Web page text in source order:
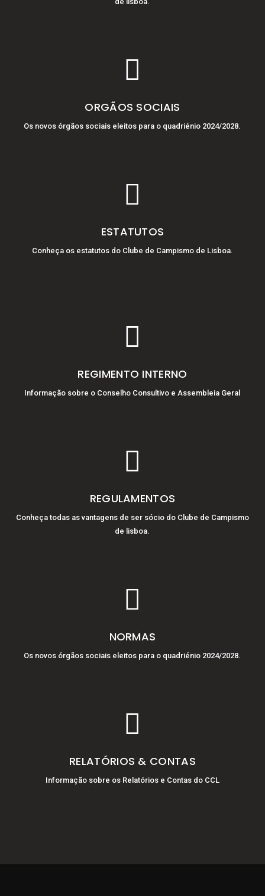

ORGÃOS SOCIAIS
Os novos órgãos sociais eleitos para o quadriénio 2024/2028.

ESTATUTOS
Conheça os estatutos do Clube de Campismo de Lisboa.

REGIMENTO INTERNO
Informação sobre o Conselho Consultivo e Assembleia Geral

REGULAMENTOS
Conheça todas as vantagens de ser sócio do Clube de Campismo
de lisboa.

NORMAS
Os novos órgãos sociais eleitos para o quadriénio 2024/2028.

RELATÓRIOS & CONTAS
Informação sobre os Relatórios e Contas do CCL